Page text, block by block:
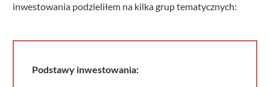
inwestowania podzieliłem na kilka grup tematycznych:
Podstawy inwestowania: